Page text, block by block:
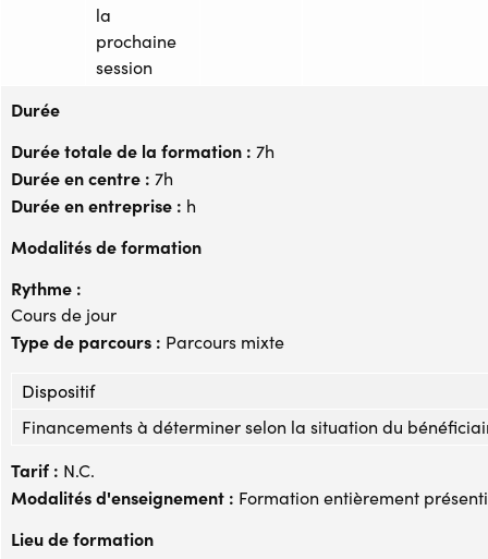
la
prochaine
session
Durée
Durée totale de la formation : 7h
Durée en centre : 7h
Durée en entreprise : h
Modalités de formation
Rythme :
Cours de jour
Type de parcours : Parcours mixte
Dispositif
Financements à déterminer selon la situation du
Tarif : N.C.
Modalités d'enseignement : Formation entièrement
Lieu de formation